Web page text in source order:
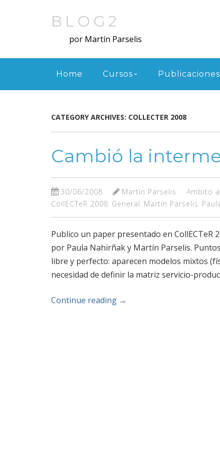
BLOG2
por Martín Parselis
Menu
Home Cursos Publicaciones
CATEGORY ARCHIVES: COLLECTER 2008
Cambió la
30/06/2008 Martín Parselis Ambito
CollECTeR 2008 General Martín Parselis
Publico un paper presentado en CollECTeR
por Paula Nahirñak y Martín Parselis.
libre y perfecto: aparecen modelos mixtos
necesidad de definir la matriz servicio-
Continue reading →